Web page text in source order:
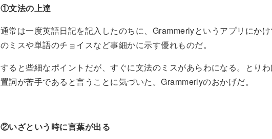
①文法の上達
通常は一度英語日記を記入したのちに、Grammerlyというアプリにか
のミスや単語のチョイスなど事細かに示す優れものだ。
すると些細なポイントだが、すぐに文法のミスがあらわになる。とり
置詞が苦手であると言うことに気づいた。Grammerlyのおかげだ。
②いざという時に言葉が出る